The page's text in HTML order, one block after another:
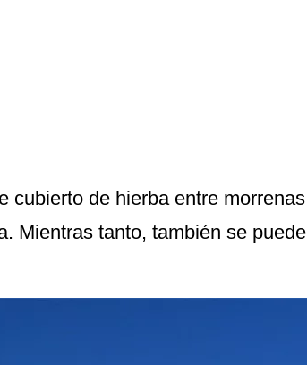
cubierto de hierba entre morrenas
Mientras tanto, también se puede